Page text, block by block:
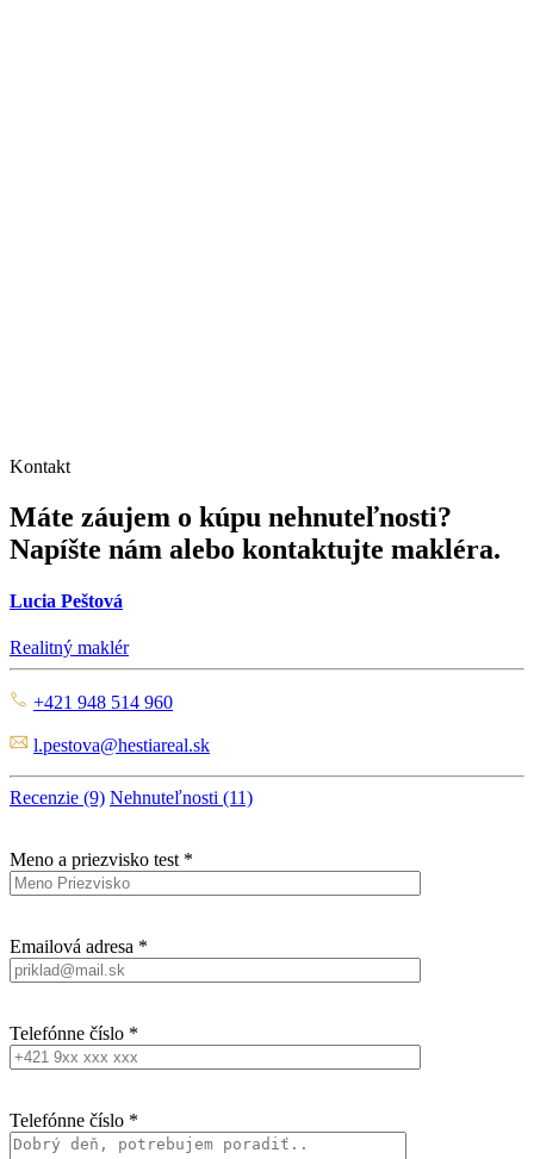
Kontakt
Máte záujem o kúpu nehnuteľnosti?
Napíšte nám alebo kontaktujte makléra.
Lucia Peštová
Realitný maklér
+421 948 514 960
l.pestova@hestiareal.sk
Recenzie (9) Nehnuteľnosti (11)
Meno a priezvisko test *
Emailová adresa *
Telefónne číslo *
Telefónne číslo *